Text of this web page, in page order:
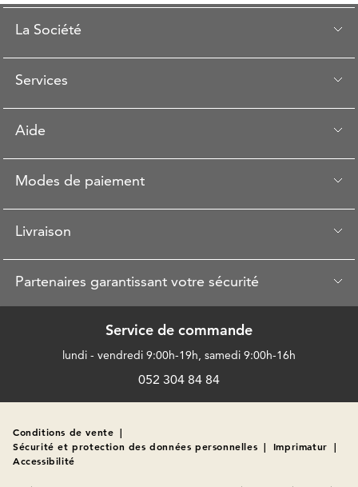
La Société
Services
Aide
Modes de paiement
Livraison
Partenaires garantissant votre sécurité
Service de commande
lundi - vendredi 9:00h-19h, samedi 9:00h-16h
052 304 84 84
Conditions de vente |
Sécurité et protection des données personnelles | Imprimatur |
Accessibilité